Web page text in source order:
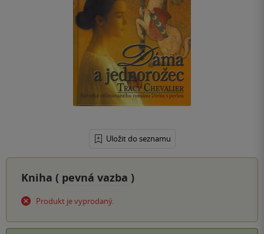
Uložit do seznamu
Kniha ( pevná vazba )
Produkt je vyprodaný.